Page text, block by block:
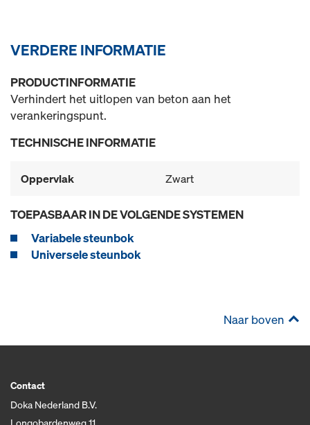
VERDERE INFORMATIE
PRODUCTINFORMATIE
Verhindert het uitlopen van beton aan het
verankeringspunt.
TECHNISCHE INFORMATIE
Oppervlak Zwart
TOEPASBAAR IN DE VOLGENDE SYSTEMEN
Variabele steunbok
Universele steunbok
Naar boven
Contact
Doka Nederland B.V.